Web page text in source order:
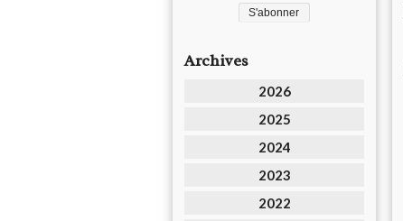
Archives
2026
2025
2024
2023
2022